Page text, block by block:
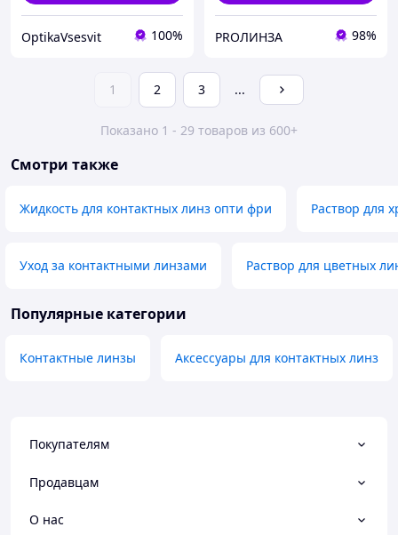
OptikaVsesvit 100% PROЛИНЗА 98%
1 2 3 ...
Показано 1 - 29 товаров из 600+
Смотри также
Жидкость для контактных линз опти фри Раствор для
Уход за контактными линзами Раствор для цветных
Популярные категории
Контактные линзы Аксессуары для контактных линз
Покупателям
Продавцам
О нас